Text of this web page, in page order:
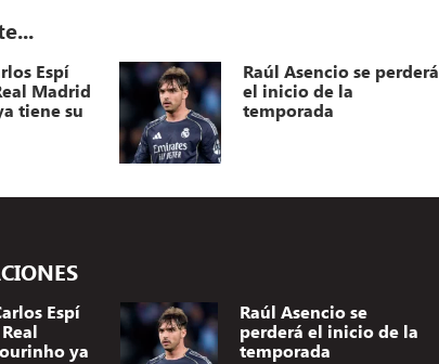
Espí
Madrid
tiene su
Raúl Asencio se perderá
el inicio de la
temporada
Espí
ya
Raúl Asencio se
perderá el inicio de la
temporada